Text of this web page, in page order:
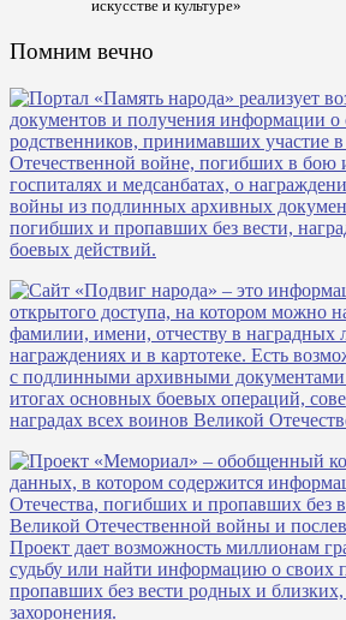
искусстве и культуре»
Помним вечно